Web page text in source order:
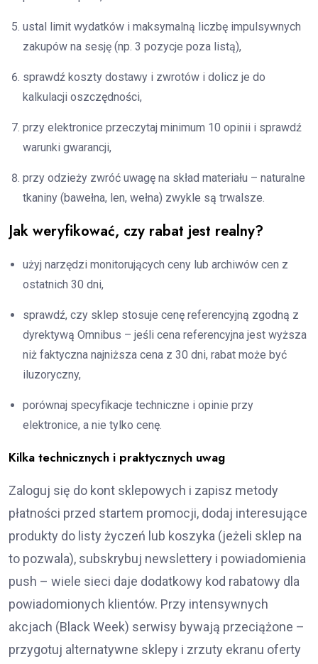
ustal limit wydatków i maksymalną liczbę impulsywnych
zakupów na sesję (np. 3 pozycje poza listą),
sprawdź koszty dostawy i zwrotów i dolicz je do
kalkulacji oszczędności,
przy elektronice przeczytaj minimum 10 opinii i sprawdź
warunki gwarancji,
przy odzieży zwróć uwagę na skład materiału – naturalne
tkaniny (bawełna, len, wełna) zwykle są trwalsze.
Jak weryfikować, czy rabat jest realny?
użyj narzędzi monitorujących ceny lub archiwów cen z
ostatnich 30 dni,
sprawdź, czy sklep stosuje cenę referencyjną zgodną z
dyrektywą Omnibus – jeśli cena referencyjna jest wyższa
niż faktyczna najniższa cena z 30 dni, rabat może być
iluzoryczny,
porównaj specyfikacje techniczne i opinie przy
elektronice, a nie tylko cenę.
Kilka technicznych i praktycznych uwag
Zaloguj się do kont sklepowych i zapisz metody
płatności przed startem promocji, dodaj interesujące
produkty do listy życzeń lub koszyka (jeżeli sklep na
to pozwala), subskrybuj newslettery i powiadomienia
push – wiele sieci daje dodatkowy kod rabatowy dla
powiadomionych klientów. Przy intensywnych
akcjach (Black Week) serwisy bywają przeciążone –
przygotuj alternatywne sklepy i zrzuty ekranu oferty